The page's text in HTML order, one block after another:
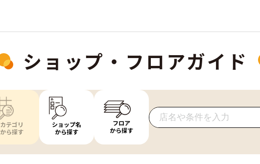
ショップ・フロアガイド
カテゴリ
から探す
ショップ名
から探す
フロア
から探す